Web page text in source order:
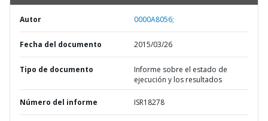
Autor 0000A8056;
Fecha del documento 2015/03/26
Tipo de documento
Informe sobre el estado de
ejecución y los resultados
Número del informe ISR18278